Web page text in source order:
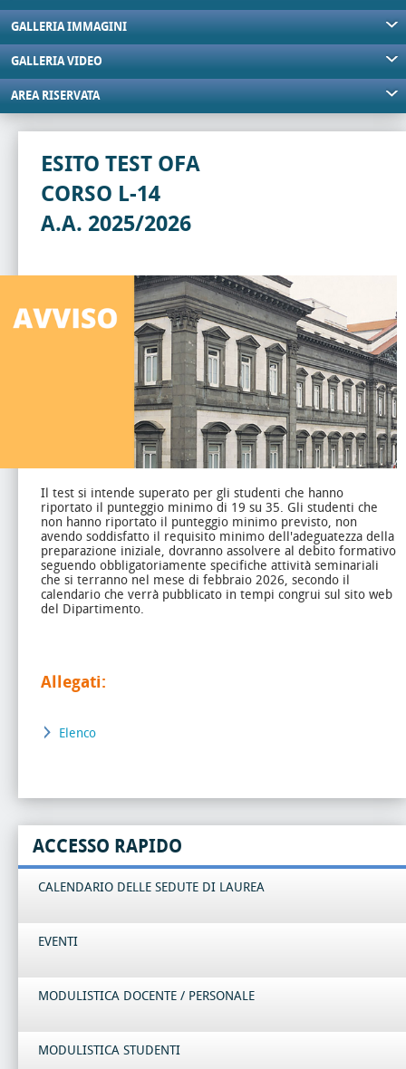
GALLERIA IMMAGINI
GALLERIA VIDEO
AREA RISERVATA
ESITO TEST OFA
CORSO L-14
A.A. 2025/2026
Il test si intende superato per gli studenti che hanno
riportato il punteggio minimo di 19 su 35. Gli studenti che
non hanno riportato il punteggio minimo previsto, non
avendo soddisfatto il requisito minimo dell'adeguatezza della
preparazione iniziale, dovranno assolvere al debito formativo
seguendo obbligatoriamente specifiche attività seminariali
che si terranno nel mese di febbraio 2026, secondo il
calendario che verrà pubblicato in tempi congrui sul sito web
del Dipartimento.
Allegati:
Elenco
ACCESSO RAPIDO
CALENDARIO DELLE SEDUTE DI LAUREA
EVENTI
MODULISTICA DOCENTE / PERSONALE
MODULISTICA STUDENTI